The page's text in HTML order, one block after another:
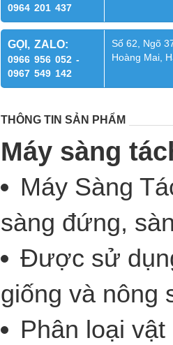
0964 201 437
GỌI, ZALO:
0966 956 052 -
0967 549 142
Số 62, Ngõ
Hoàng Mai,
THÔNG TIN SẢN PHẨM
Máy sàng
Máy Sàng
sàng đứng,
Được sử
giống và nông
Phân loại